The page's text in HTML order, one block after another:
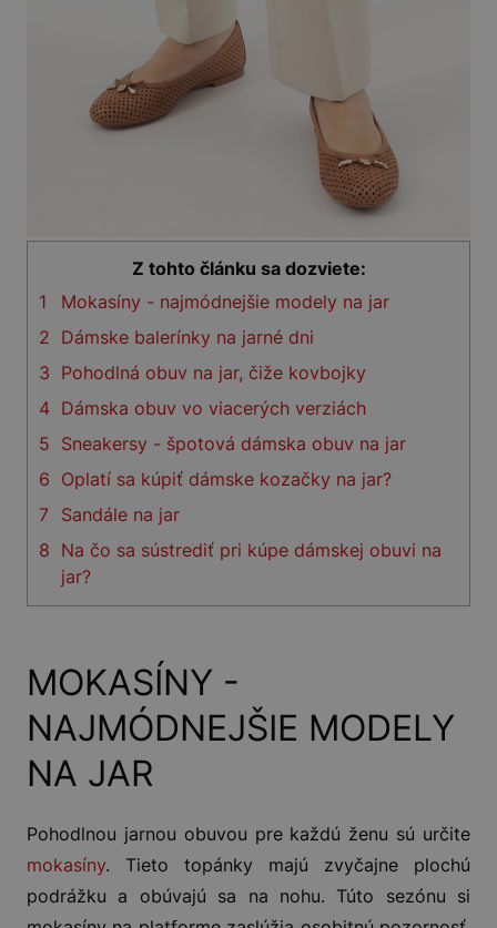
Z tohto článku sa dozviete:
1
Mokasíny - najmódnejšie modely na jar
2 Dámske balerínky na jarné dni
3 Pohodlná obuv na jar, čiže kovbojky
4 Dámska obuv vo viacerých verziách
5 Sneakersy - špotová dámska obuv na jar
6 Oplatí sa kúpiť dámske kozačky na jar?
7 Sandále na jar
8 Na čo sa sústrediť pri kúpe dámskej obuvi na
jar?
MOKASÍNY -
NAJMÓDNEJŠIE MODELY
NA JAR
Pohodlnou jarnou obuvou pre každú ženu sú určite
mokasíny. Tieto topánky majú zvyčajne plochú
podrážku a obúvajú sa na nohu. Túto sezónu si